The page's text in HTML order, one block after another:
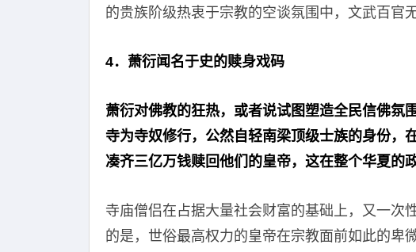
的贵族阶级热衷于宗教的空谈氛围中，文武百官
4．萧衍闻名于史的赎身戏码
萧衍对佛教的狂热，或者说试图塑造全民信佛氛
寺为寺奴修行，公然自轻南梁顶级士族的身份，
凑齐三亿万钱赎回他们的皇帝，这在整个华夏的
寺庙僧侣在占据大量社会财富的基础上，又一次
的是，世俗最高权力的皇帝在宗教面前如此的卑